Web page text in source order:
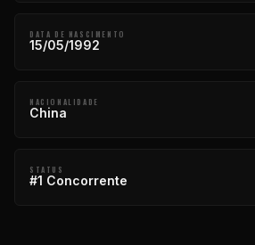
DATA DE NASCIMENTO
15/05/1992
NACIONALIDADE
China
STATUS
#1 Concorrente